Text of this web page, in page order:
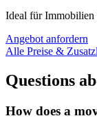
Ideal für Immobilien
Angebot anfordern
Alle Preise &
Questions
How does a